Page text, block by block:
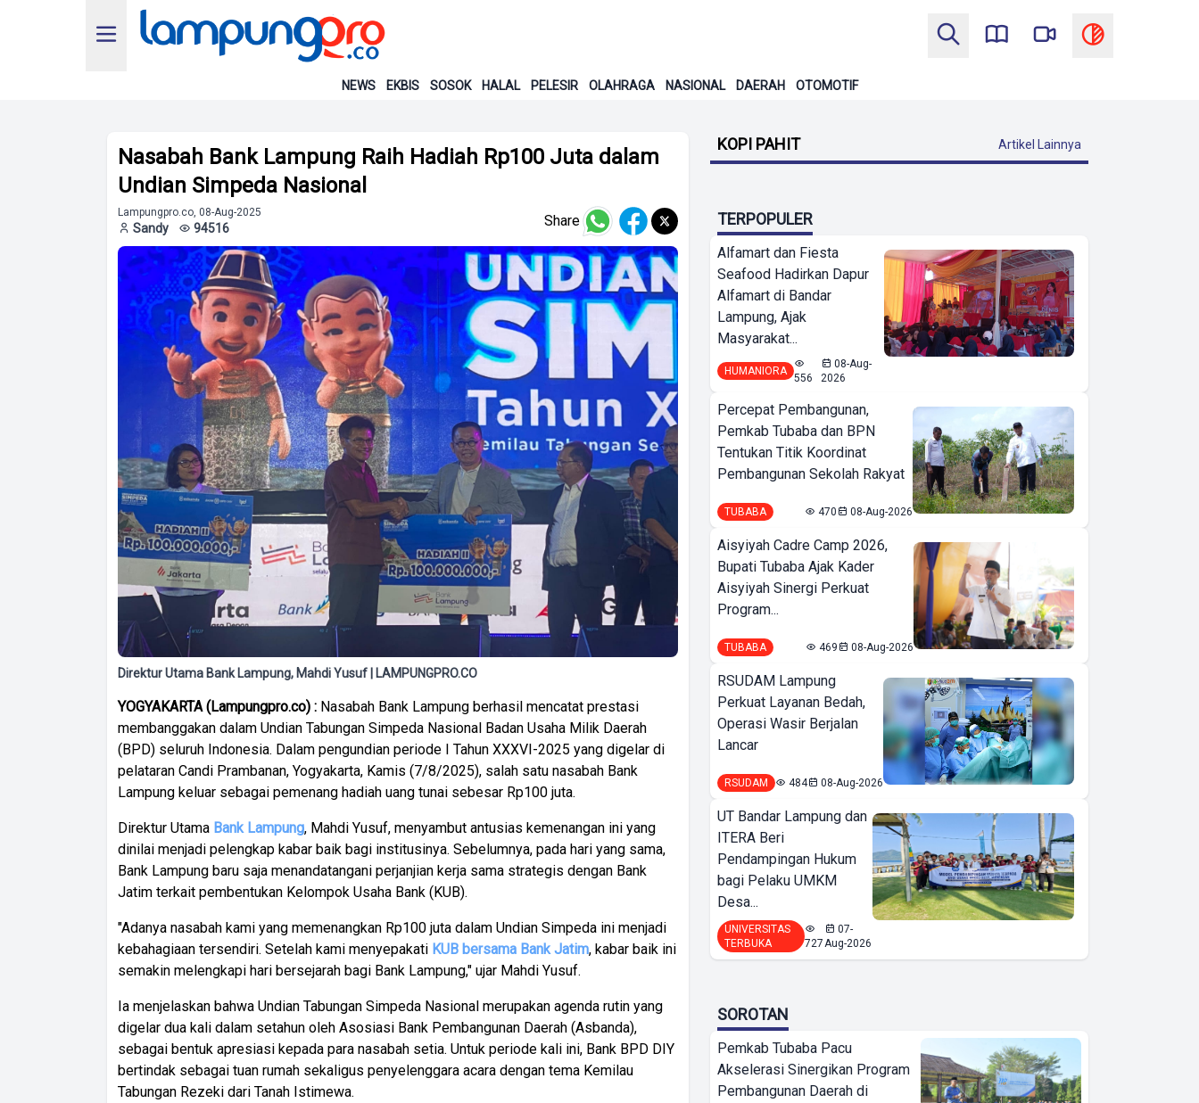
NEWS EKBIS SOSOK HALAL PELESIR OLAHRAGA NASIONAL DAERAH OTOMOTIF
Nasabah Bank Lampung Raih Hadiah Rp100 Juta dalam
Undian Simpeda Nasional
Lampungpro.co, 08-Aug-2025
Sandy 94516 Share
Direktur Utama Bank Lampung, Mahdi Yusuf | LAMPUNGPRO.CO
YOGYAKARTA (Lampungpro.co) : Nasabah Bank Lampung berhasil mencatat prestasi
membanggakan dalam Undian Tabungan Simpeda Nasional Badan Usaha Milik Daerah
(BPD) seluruh Indonesia. Dalam pengundian periode I Tahun XXXVI-2025 yang digelar di
pelataran Candi Prambanan, Yogyakarta, Kamis (7/8/2025), salah satu nasabah Bank
Lampung keluar sebagai pemenang hadiah uang tunai sebesar Rp100 juta.
Direktur Utama Bank Lampung, Mahdi Yusuf, menyambut antusias kemenangan ini yang
dinilai menjadi pelengkap kabar baik bagi institusinya. Sebelumnya, pada hari yang sama,
Bank Lampung baru saja menandatangani perjanjian kerja sama strategis dengan Bank
Jatim terkait pembentukan Kelompok Usaha Bank (KUB).
"Adanya nasabah kami yang memenangkan Rp100 juta dalam Undian Simpeda ini menjadi
kebahagiaan tersendiri. Setelah kami menyepakati KUB bersama Bank Jatim, kabar baik ini
semakin melengkapi hari bersejarah bagi Bank Lampung," ujar Mahdi Yusuf.
Ia menjelaskan bahwa Undian Tabungan Simpeda Nasional merupakan agenda rutin yang
digelar dua kali dalam setahun oleh Asosiasi Bank Pembangunan Daerah (Asbanda),
sebagai bentuk apresiasi kepada para nasabah setia. Untuk periode kali ini, Bank BPD DIY
bertindak sebagai tuan rumah sekaligus penyelenggara acara dengan tema Kemilau
Tabungan Rezeki dari Tanah Istimewa.
KOPI PAHIT Artikel Lainnya
TERPOPULER
Alfamart dan Fiesta
Seafood Hadirkan Dapur
Alfamart di Bandar
Lampung, Ajak
Masyarakat...
HUMANIORA
556
08-Aug-
2026
Percepat Pembangunan,
Pemkab Tubaba dan BPN
Tentukan Titik Koordinat
Pembangunan Sekolah Rakyat
TUBABA 470 08-Aug-2026
Aisyiyah Cadre Camp 2026,
Bupati Tubaba Ajak Kader
Aisyiyah Sinergi Perkuat
Program...
TUBABA 469 08-Aug-2026
RSUDAM Lampung
Perkuat Layanan Bedah,
Operasi Wasir Berjalan
Lancar
RSUDAM 484 08-Aug-2026
UT Bandar Lampung dan
ITERA Beri
Pendampingan Hukum
bagi Pelaku UMKM
Desa...
UNIVERSITAS
TERBUKA
727
07-
Aug-2026
SOROTAN
Pemkab Tubaba Pacu
Akselerasi Sinergikan Program
Pembangunan Daerah di